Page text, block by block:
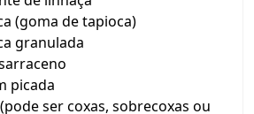
(goma de tapioca)
granulada
picada
ser coxas, sobrecoxas ou